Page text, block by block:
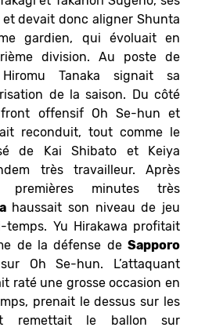
devait donc aligner Shunta
gardien, qui évoluait en
division. Au poste de
Tanaka signait sa
de la saison. Du côté
offensif Oh Se-hun et
reconduit, tout comme le
de Kai Shibato et Keiya
très travailleur. Après
premières minutes très
haussait son niveau de jeu
temps. Yu Hirakawa profitait
de la défense de Sapporo
Oh Se-hun. L’attaquant
raté une grosse occasion en
prenait le dessus sur les
remettait le ballon sur